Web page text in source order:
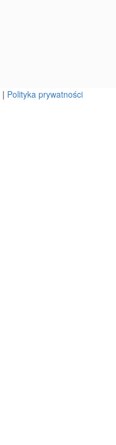
| Polityka prywatności